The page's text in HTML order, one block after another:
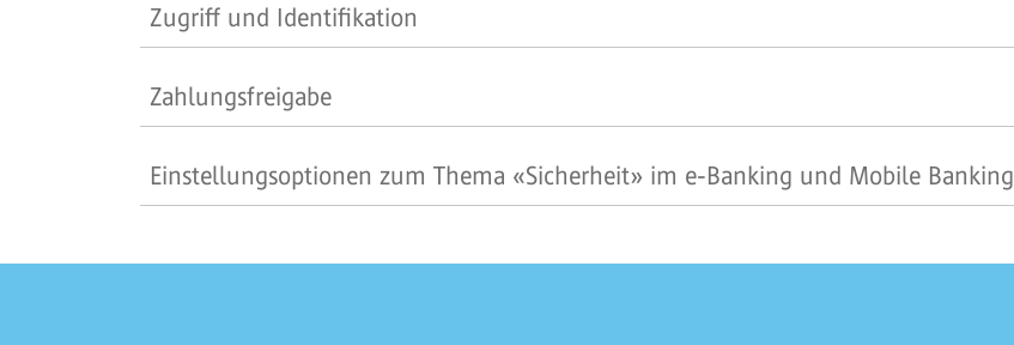
Zugriff und Identifikation
Zahlungsfreigabe
Einstellungsoptionen zum Thema «Sicherheit» im e-Banking und Mobile Banking